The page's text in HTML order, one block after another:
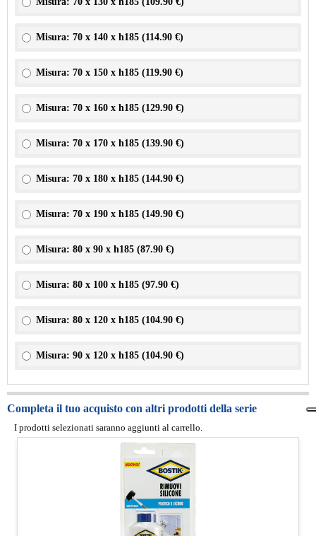
Misura: 70 x 140 x h185 (114.90 €)
Misura: 70 x 150 x h185 (119.90 €)
Misura: 70 x 160 x h185 (129.90 €)
Misura: 70 x 170 x h185 (139.90 €)
Misura: 70 x 180 x h185 (144.90 €)
Misura: 70 x 190 x h185 (149.90 €)
Misura: 80 x 90 x h185 (87.90 €)
Misura: 80 x 100 x h185 (97.90 €)
Misura: 80 x 120 x h185 (104.90 €)
Misura: 90 x 120 x h185 (104.90 €)
Completa il tuo acquisto con altri prodotti della serie
I prodotti selezionati saranno aggiunti al carrello.